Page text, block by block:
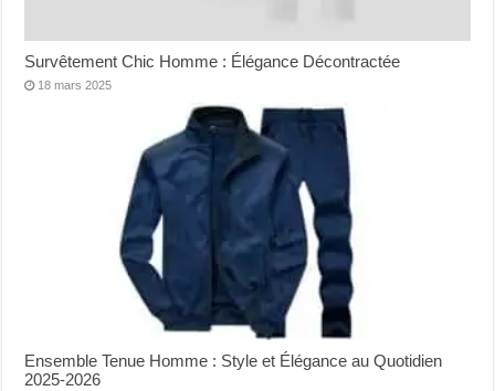
Survêtement Chic Homme : Élégance Décontractée
18 mars 2025
Ensemble Tenue Homme : Style et Élégance au Quotidien
2025-2026